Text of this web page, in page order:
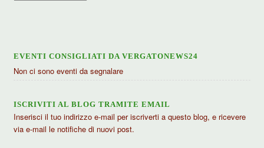
EVENTI CONSIGLIATI DA VERGATONEWS24
Non ci sono eventi da segnalare
ISCRIVITI AL BLOG TRAMITE EMAIL
Inserisci il tuo indirizzo e-mail per iscriverti a questo blog, e ricevere
via e-mail le notifiche di nuovi post.